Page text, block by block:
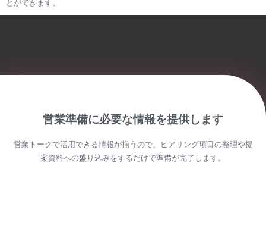
とができます。
営業準備に必要な情報を提供します
営業トークで活用できる情報が揃うので、ヒアリング項目の整理や提
案資料への盛り込みをするだけで準備が完了します。